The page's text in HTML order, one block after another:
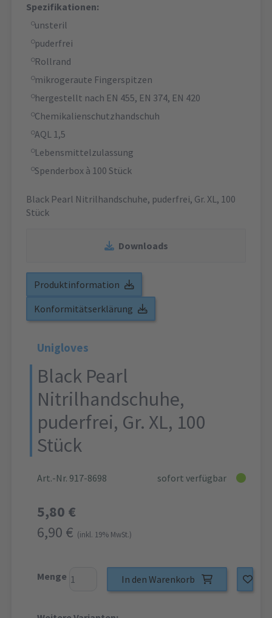
Spezifikationen:
unsteril
puderfrei
Rollrand
mikrogeraute Fingerspitzen
hergestellt nach EN 455, EN 374, EN 420
Chemikalienschutzhandschuh
AQL 1,5
Lebensmittelzulassung
Spenderbox à 100 Stück
Black Pearl Nitrilhandschuhe, puderfrei, Gr. XL, 100
Stück
Downloads
Produktinformation
Konformitätserklärung
Unigloves
Black Pearl
Nitrilhandschuhe,
puderfrei, Gr. XL, 100
Stück
Art.-Nr. 917-8698 sofort verfügbar
5,80 €
6,90 € (inkl. 19% MwSt.)
Menge In den Warenkorb